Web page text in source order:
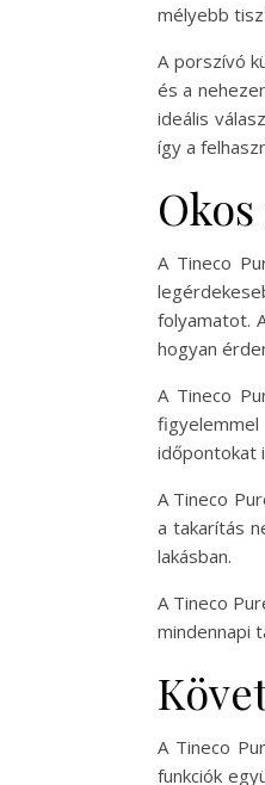
mélyebb
A porszívó
és a
ideális
így a
A Tineco
folyamatot.
hogyan
A Tineco
időpontokat
A Tineco
a takarítás
lakásban.
A Tineco
mindennapi
A Tineco
funkciók